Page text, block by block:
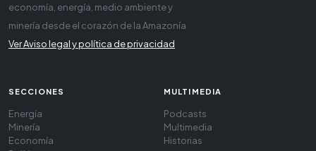
economía, energía, medio ambiente y
minería desde el corazón de la Amazonía
Ver Aviso legal y política de privacidad
SECCIONES
Energía
Minería
Economía
MULTIMEDIA
Podcasts
Multimedia
Historias